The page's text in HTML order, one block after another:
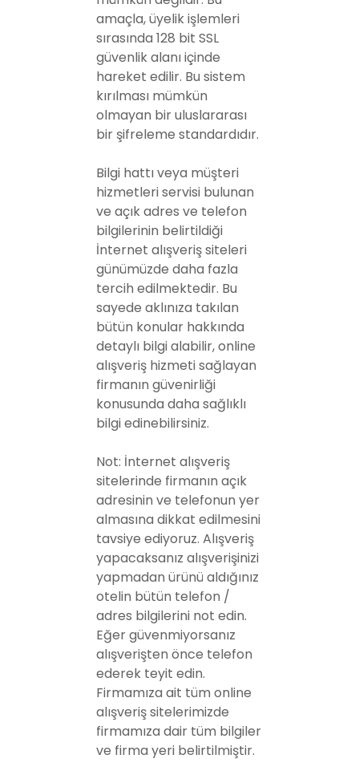
amaçla, üyelik işlemleri
sırasında 128 bit SSL
güvenlik alanı içinde
hareket edilir. Bu sistem
kırılması mümkün
olmayan bir uluslararası
bir şifreleme standardıdır.
Bilgi hattı veya müşteri
hizmetleri servisi bulunan
ve açık adres ve telefon
bilgilerinin belirtildiği
İnternet alışveriş siteleri
günümüzde daha fazla
tercih edilmektedir. Bu
sayede aklınıza takılan
bütün konular hakkında
detaylı bilgi alabilir, online
alışveriş hizmeti sağlayan
firmanın güvenirliği
konusunda daha sağlıklı
bilgi edinebilirsiniz.
Not: İnternet alışveriş
sitelerinde firmanın açık
adresinin ve telefonun yer
almasına dikkat edilmesini
tavsiye ediyoruz. Alışveriş
yapacaksanız alışverişinizi
yapmadan ürünü aldığınız
otelin bütün telefon /
adres bilgilerini not edin.
Eğer güvenmiyorsanız
alışverişten önce telefon
ederek teyit edin.
Firmamıza ait tüm online
alışveriş sitelerimizde
firmamıza dair tüm bilgiler
ve firma yeri belirtilmiştir.